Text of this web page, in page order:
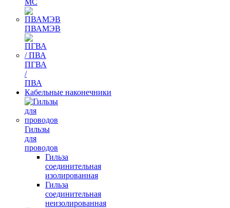
МС
ПВАМЭВ
ПГВА
/
ПВА
Кабельные наконечники
Гильзы
для
проводов
Гильза
соединительная
изолированная
Гильза
соединительная
неизолированная